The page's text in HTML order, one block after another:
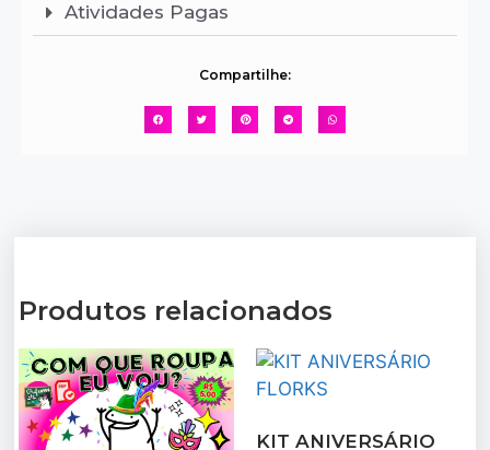
Atividades Pagas
Compartilhe:
Produtos relacionados
KIT ANIVERSÁRIO